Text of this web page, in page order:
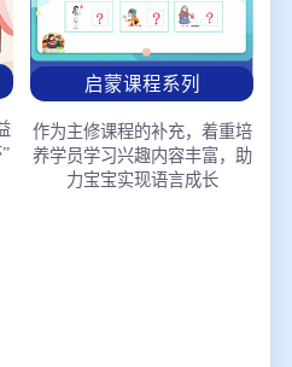
启蒙课程系列
作为主修课程的补充，着重培
养学员学习兴趣内容丰富，助
力宝宝实现语言成长